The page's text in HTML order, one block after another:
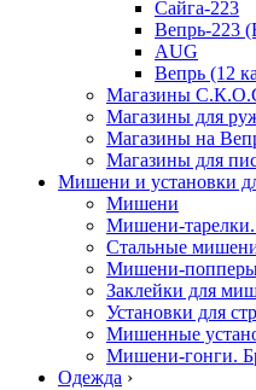
Сайга-223
Вепрь-223
AUG
Вепрь (12
Магазины
Магазины для
Магазины на
Магазины для
Мишени и установки
Мишени
Мишени-
Стальные
Мишени-
Заклейки для
Установки для
Мишенные
Мишени-гонги.
Одежда ›